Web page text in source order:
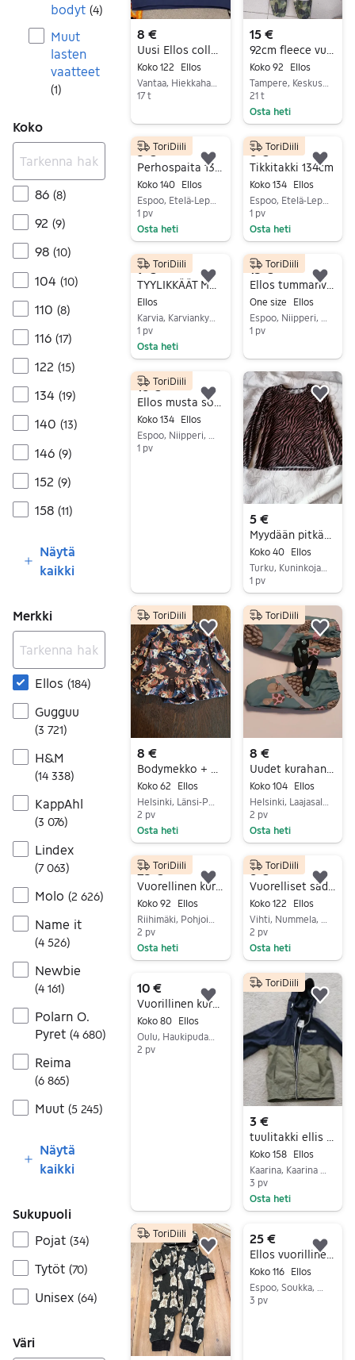
bodyt (4)
Muut
lasten
vaatteet
(1)
Koko
86 (8)
92 (9)
98 (10)
104 (10)
110 (8)
116 (17)
122 (15)
134 (19)
140 (13)
146 (9)
152 (9)
158 (11)
Näytä
kaikki
Merkki
Ellos (184)
Gugguu
(3 721)
H&M
(14 338)
KappAhl
(3 076)
Lindex
(7 063)
Molo (2 626)
Name it
(4 526)
Newbie
(4 161)
Polarn O.
Pyret (4 680)
Reima
(6 865)
Muut (5 245)
Näytä
kaikki
Sukupuoli
Pojat (34)
Tytöt (70)
Unisex (64)
Väri
8 €
Koko 122
Ellos
17 t
15 €
Koko 92
Ellos
21 t
Osta heti
3 €
Koko 140
Ellos
1 pv
Osta heti
ToriDiili
Lisää suosikiksi.
6 €
Tikkitakki 134cm
Koko 134
Ellos
Espoo, Etelä-Leppävaara, Uusimaa
1 pv
Osta heti
ToriDiili
9 €
TYYLIKKÄÄT MUSTAT ULKOHOUSUT
Ellos
1 pv
Osta heti
ToriDiili
Lisää suosikiksi.
15 €
Ellos tummanvihreä kevyttoppatakki, 140 (134/140)
One size
Ellos
1 pv
ToriDiili
16 €
Koko 134
Ellos
1 pv
ToriDiili
Lisää suosikiksi.
5 €
Koko 40
Ellos
Turku, Kuninkoja-Mälikkälä, Varsinais-Suomi
1 pv
8 €
Bodymekko + panta 62
Koko 62
Ellos
2 pv
Osta heti
ToriDiili
Lisää suosikiksi.
8 €
Uudet kurahanskat
Koko 104
Ellos
2 pv
Osta heti
ToriDiili
25 €
Vuorellinen kurahaalari 86-92
Koko 92
Ellos
2 pv
Osta heti
ToriDiili
Lisää suosikiksi.
6 €
Vuorelliset sadehousut koko 122 cm
Koko 122
Ellos
2 pv
Osta heti
ToriDiili
10 €
Vuorillinen kurahaalari
Koko 80
Ellos
2 pv
Lisää suosikiksi.
3 €
Koko 158
Ellos
3 pv
Osta heti
ToriDiili
ToriDiili
Lisää suosikiksi.
25 €
Koko 116
Ellos
3 pv